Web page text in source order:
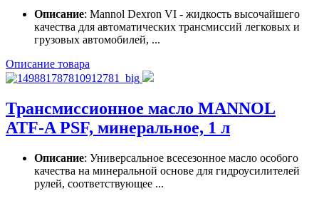
Описание: Mannol Dеxron VI - жидкость высочайшего
качества для автоматических трансмиссий легковых и
грузовых автомобилей, ...
Описание товара
Трансмиссионное масло MANNOL
ATF-A PSF, минеральное, 1 л
Описание: Универсальное всесезонное масло особого
качества на минеральной основе для гидроусилителей
рулей, соответствующее ...